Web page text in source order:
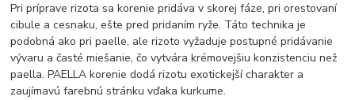
Pri príprave rizota sa korenie pridáva v skorej fáze, pri orestovaní
cibule a cesnaku, ešte pred pridaním ryže. Táto technika je
podobná ako pri paelle, ale rizoto vyžaduje postupné pridávanie
vývaru a časté miešanie, čo vytvára krémovejšiu konzistenciu než
paella. PAELLA korenie dodá rizotu exotickejší charakter a
zaujímavú farebnú stránku vďaka kurkume.